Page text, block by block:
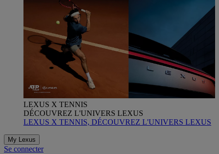
LEXUS X TENNIS
DÉCOUVREZ L'UNIVERS LEXUS
LEXUS X TENNIS, DÉCOUVREZ L'UNIVERS LEXUS
My Lexus
Se connecter